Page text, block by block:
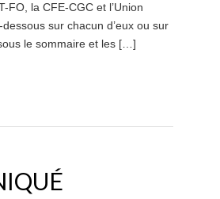
FO, la CFE-CGC et l’Union
sur chacun d’eux ou sur
le sommaire et les […]